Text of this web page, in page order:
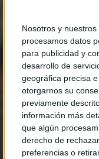
Nosotros y nuestros
procesamos datos
para publicidad y
desarrollo de
geográfica precisa
otorgarnos su
previamente
información más
que algún
derecho de
preferencias o